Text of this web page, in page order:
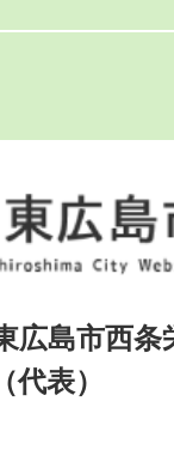
広島市西
表）